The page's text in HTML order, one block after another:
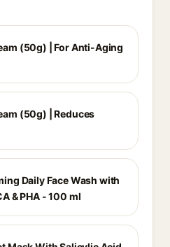
(50g) | For Anti-Aging
(50g) | Reduces
Daily Face Wash with
& PHA - 100 ml